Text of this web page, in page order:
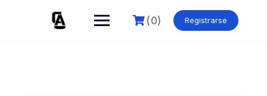
(0) Registrarse